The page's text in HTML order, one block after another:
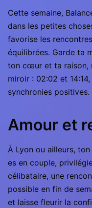
Cette semaine,
dans les petites
favorise les
équilibrées. Garde ta
ton cœur et ta raison,
miroir : 02:02 et
synchronies positives.
Amour et
À Lyon ou ailleurs, ton
es en couple,
célibataire, une
possible en fin de
et laisse fleurir la